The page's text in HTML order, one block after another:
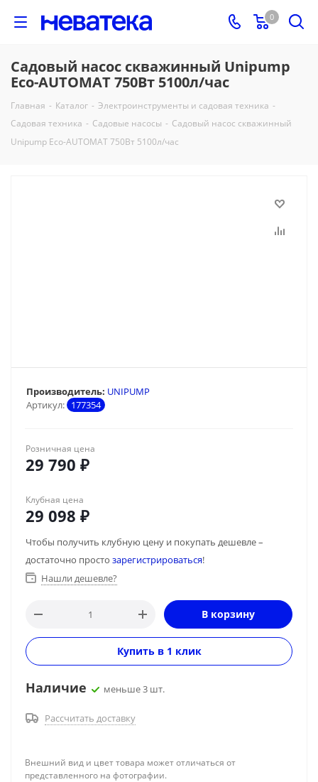
0
Садовый насос скважинный Unipump
Eco-AUTOMAT 750Вт 5100л/час
Главная - Каталог - Электроинструменты и садовая техника -
Садовая техника - Садовые насосы - Садовый насос скважинный
Unipump Eco-AUTOMAT 750Вт 5100л/час
Артикул: 177354
Производитель: UNIPUMP
Розничная цена
29 790 ₽
Клубная цена
29 098 ₽
Чтобы получить клубную цену и покупать дешевле –
достаточно просто зарегистрироваться!
Нашли дешевле?
В корзину
Купить в 1 клик
Наличие меньше 3 шт.
Рассчитать доставку
Внешний вид и цвет товара может отличаться от
представленного на фотографии.